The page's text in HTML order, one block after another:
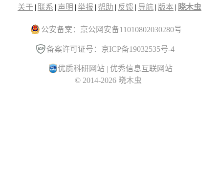
关于 | 联系 | 声明 | 举报 | 帮助 | 反馈 | 导航 | 版本 | 晓木虫
公安备案：京公网安备11010802030280号
备案许可证号：京ICP备19032535号-4
优质科研网站 | 优秀信息互联网站
© 2014-2026 晓木虫